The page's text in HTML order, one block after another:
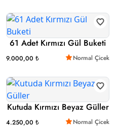
61 Adet Kırmızı Gül Buketi
9.000,00 ₺ Normal Çicek
Kutuda Kırmızı Beyaz Güller
4.250,00 ₺ Normal Çicek